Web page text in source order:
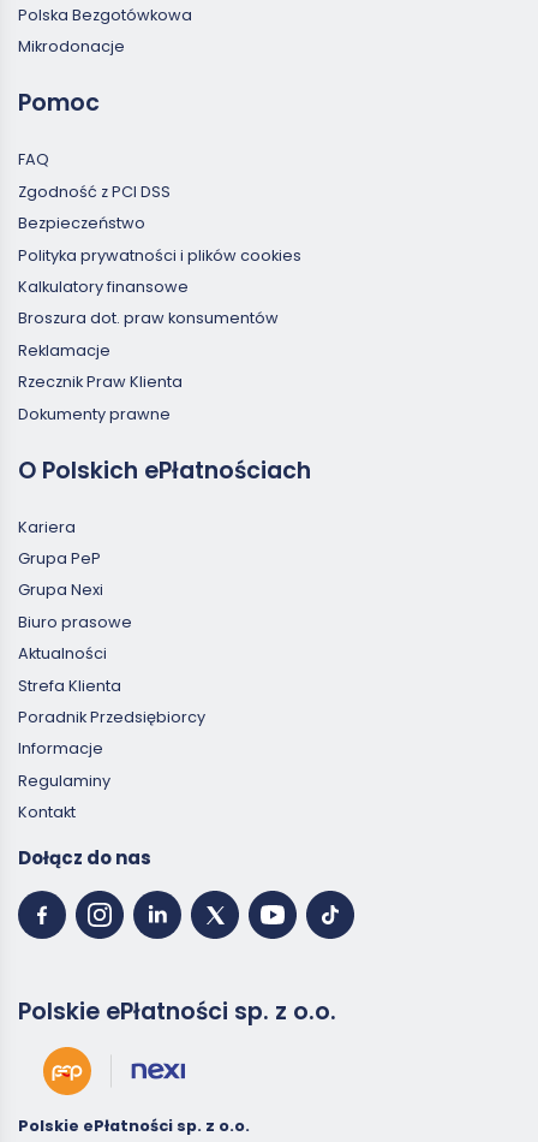
Polska Bezgotówkowa
Mikrodonacje
Pomoc
FAQ
Zgodność z PCI DSS
Bezpieczeństwo
Polityka prywatności i plików cookies
Kalkulatory finansowe
Broszura dot. praw konsumentów
Reklamacje
Rzecznik Praw Klienta
Dokumenty prawne
O Polskich ePłatnościach
Kariera
Grupa PeP
Grupa Nexi
Biuro prasowe
Aktualności
Strefa Klienta
Poradnik Przedsiębiorcy
Informacje
Regulaminy
Kontakt
Dołącz do nas
Polskie ePłatności sp. z o.o.
Polskie ePłatności sp. z o.o.